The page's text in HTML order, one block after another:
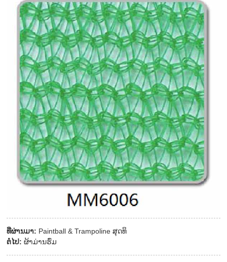
ທີ່ຜ່ານມາ: Paintball & Trampoline ສຸດທິ
ຕໍ່ໄປ: ຜ້າມ່ານຮົ່ມ